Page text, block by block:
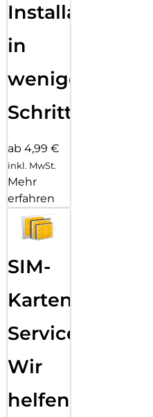
Installation
in
wenigen
Schritten
ab 4,99 €
inkl. MwSt.
Mehr
erfahren
SIM-
Karten
Service:
Wir
helfen